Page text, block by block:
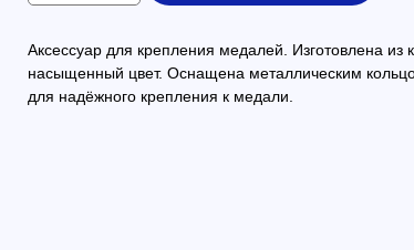
Аксессуар для крепления медалей. Изготовлена из
насыщенный цвет. Оснащена металлическим
для надёжного крепления к медали.